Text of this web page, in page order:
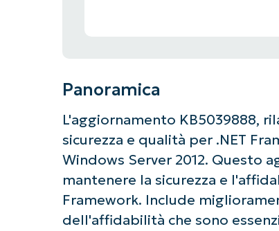
Panoramica
L'aggiornamento KB5039888,
sicurezza e qualità per .NET
Windows Server 2012. Questo
mantenere la sicurezza e
Framework. Include
dell'affidabilità che sono